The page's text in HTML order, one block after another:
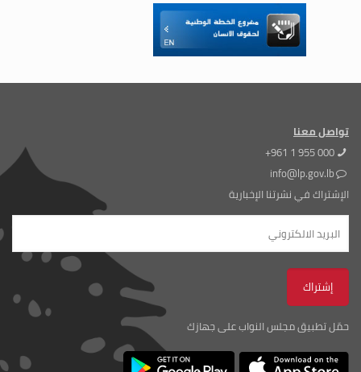
تواصل معنا
+961 1 955 000
info@lp.gov.lb
الإشتراك في نشرتنا الإخبارية
حمّل تطبيق مجلس النواب على جهازك